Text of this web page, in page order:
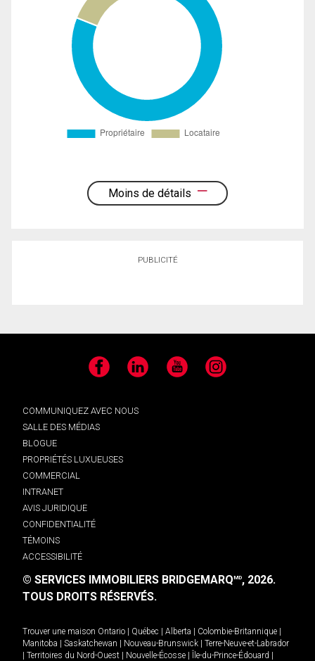
Moins de détails
PUBLICITÉ
Facebook LinkedIn YouTube Instagram
COMMUNIQUEZ AVEC NOUS
SALLE DES MÉDIAS
BLOGUE
PROPRIÉTÉS LUXUEUSES
COMMERCIAL
INTRANET
AVIS JURIDIQUE
CONFIDENTIALITÉ
TÉMOINS
ACCESSIBILITÉ
© SERVICES IMMOBILIERS BRIDGEMARQMD, 2026.
TOUS DROITS RÉSERVÉS.
Trouver une maison Ontario | Québec | Alberta | Colombie-Britannique |
Manitoba | Saskatchewan | Nouveau-Brunswick | Terre-Neuve-et-Labrador
| Territoires du Nord-Ouest | Nouvelle-Écosse | Île-du-Prince-Édouard |